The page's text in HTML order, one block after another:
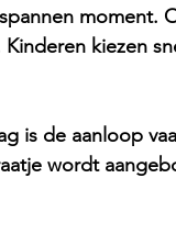
moment.
kiezen
is de aanloop
wordt